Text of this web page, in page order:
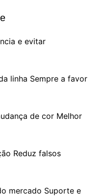
e evitar
linha Sempre a favor
de cor Melhor
Reduz falsos
mercado Suporte e